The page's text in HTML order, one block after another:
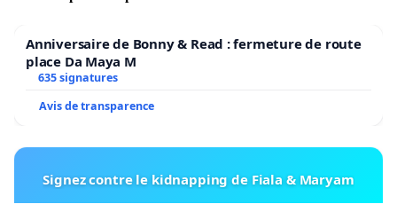
Anniversaire de Bonny & Read : fermeture de route
place Da Maya M
635 signatures
Avis de transparence
Signez contre le kidnapping de Fiala & Maryam